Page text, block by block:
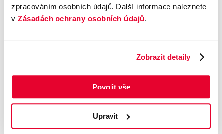
zpracováním osobních údajů. Další informace naleznete
v Zásadách ochrany osobních údajů.
Zobrazit detaily
Povolit vše
Upravit
Přečetl jsem a byl jsem poučen s
podmínkamiapodmínkami ochrany osobních údajů
(GDPR)
Souhlasím sezasíláním obchodních sdělení(např.